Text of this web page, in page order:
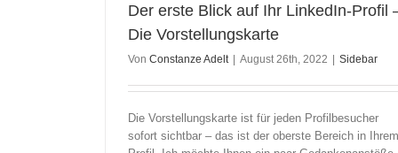
Der erste Blick auf Ihr LinkedIn-Profil
Die Vorstellungskarte
Von Constanze Adelt August 26th, 2022 Sidebar
Die Vorstellungskarte ist für jeden Profilbesucher
sofort sichtbar – das ist der oberste Bereich in Ihrem